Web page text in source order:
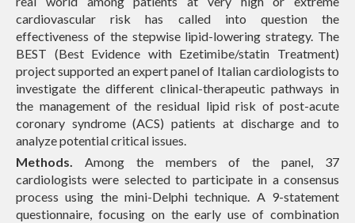
cardiovascular risk has called into question the
effectiveness of the stepwise lipid-lowering strategy. The
BEST (Best Evidence with Ezetimibe/statin Treatment)
project supported an expert panel of Italian cardiologists to
investigate the different clinical-therapeutic pathways in
the management of the residual lipid risk of post-acute
coronary syndrome (ACS) patients at discharge and to
analyze potential critical issues.
Methods. Among the members of the panel, 37
cardiologists were selected to participate in a consensus
process using the mini-Delphi technique. A 9-statement
questionnaire, focusing on the early use of combination